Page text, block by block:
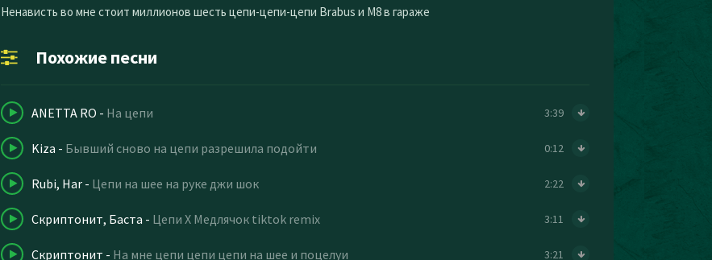
Ненависть во мне стоит миллионов шесть цепи-цепи-цепи Brabus и M8 в гараже
Похожие песни
ANETTA RO - На цепи 3:39
Kiza - Бывший сново на цепи разрешила подойти 0:12
Rubi, Har - Цепи на шее на руке джи шок 2:22
Скриптонит, Баста - Цепи X Медлячок tiktok remix 3:11
Скриптонит - На мне цепи цепи цепи на шее и поцелуи 3:21